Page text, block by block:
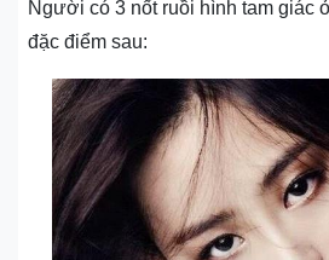
Người có 3 nốt ruồi hình tam giác
đặc điểm sau: